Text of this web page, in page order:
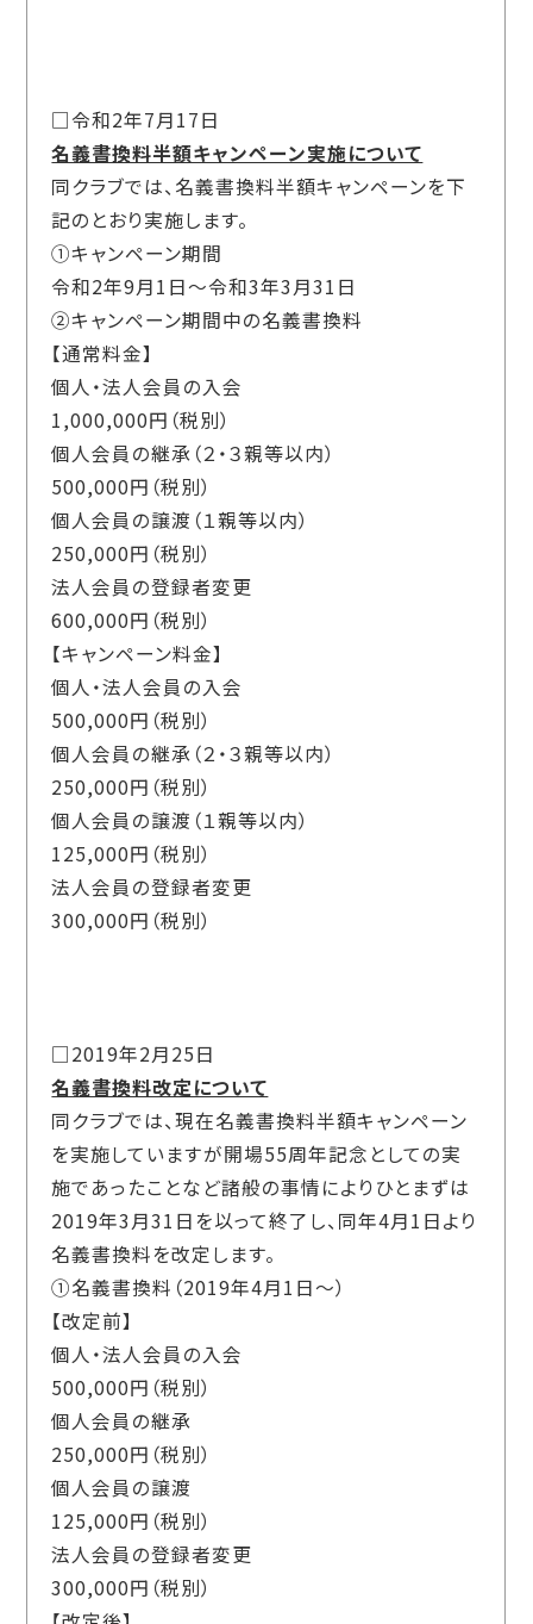
□令和2年7月17日
名義書換料半額キャンペーン実施について
同クラブでは、名義書換料半額キャンペーンを下
記のとおり実施します。
①キャンペーン期間
令和2年9月1日～令和3年3月31日
②キャンペーン期間中の名義書換料
【通常料金】
個人・法人会員の入会
1,000,000円（税別）
個人会員の継承（２・３親等以内）
500,000円（税別）
個人会員の譲渡（１親等以内）
250,000円（税別）
法人会員の登録者変更
600,000円（税別）
【キャンペーン料金】
個人・法人会員の入会
500,000円（税別）
個人会員の継承（２・３親等以内）
250,000円（税別）
個人会員の譲渡（１親等以内）
125,000円（税別）
法人会員の登録者変更
300,000円（税別）
□2019年2月25日
名義書換料改定について
同クラブでは、現在名義書換料半額キャンペーン
を実施していますが開場55周年記念としての実
施であったことなど諸般の事情によりひとまずは
2019年3月31日を以って終了し、同年4月1日より
名義書換料を改定します。
①名義書換料（2019年4月1日～）
【改定前】
個人・法人会員の入会
500,000円（税別）
個人会員の継承
250,000円（税別）
個人会員の譲渡
125,000円（税別）
法人会員の登録者変更
300,000円（税別）